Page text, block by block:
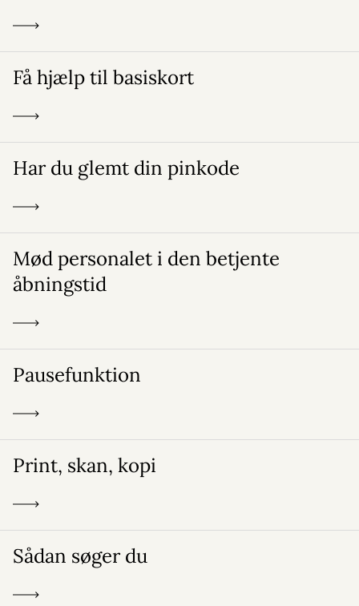
Få hjælp til basiskort
Har du glemt din pinkode
Mød personalet i den betjente
åbningstid
Pausefunktion
Print, skan, kopi
Sådan søger du